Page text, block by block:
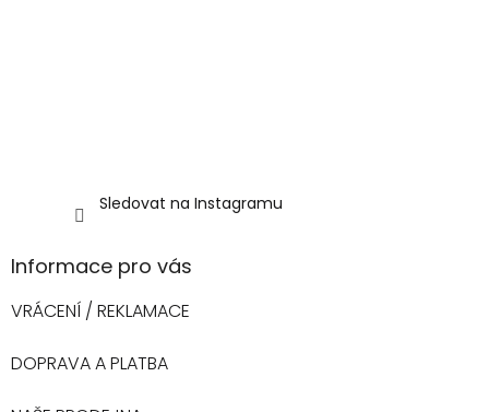
Sledovat na Instagramu
Informace pro vás
VRÁCENÍ / REKLAMACE
DOPRAVA A PLATBA